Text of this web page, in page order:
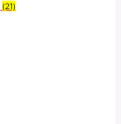
(21)